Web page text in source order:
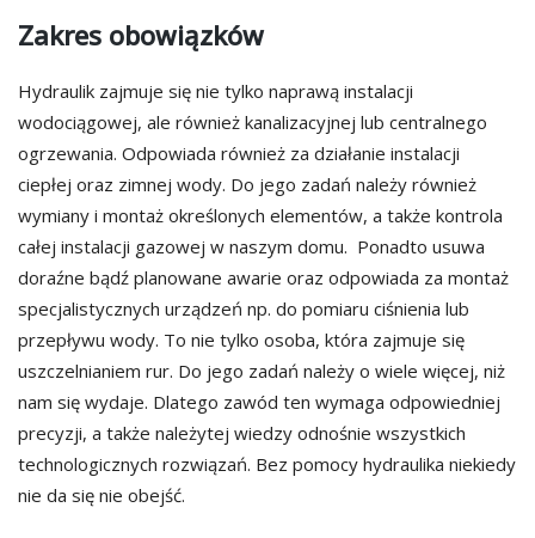
Zakres obowiązków
Hydraulik zajmuje się nie tylko naprawą instalacji
wodociągowej, ale również kanalizacyjnej lub centralnego
ogrzewania. Odpowiada również za działanie instalacji
ciepłej oraz zimnej wody. Do jego zadań należy również
wymiany i montaż określonych elementów, a także kontrola
całej instalacji gazowej w naszym domu. Ponadto usuwa
doraźne bądź planowane awarie oraz odpowiada za montaż
specjalistycznych urządzeń np. do pomiaru ciśnienia lub
przepływu wody. To nie tylko osoba, która zajmuje się
uszczelnianiem rur. Do jego zadań należy o wiele więcej, niż
nam się wydaje. Dlatego zawód ten wymaga odpowiedniej
precyzji, a także należytej wiedzy odnośnie wszystkich
technologicznych rozwiązań. Bez pomocy hydraulika niekiedy
nie da się nie obejść.